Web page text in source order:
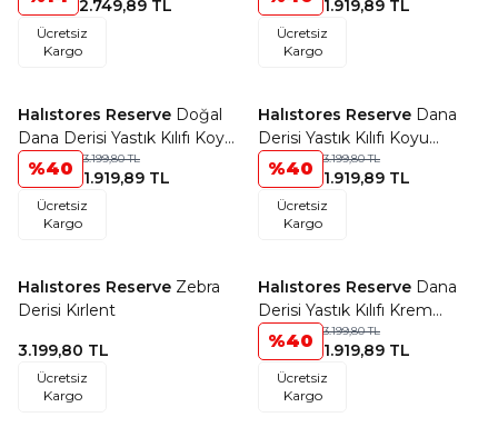
2.749,89 TL
Ücretsiz
Kargo
1.919,89 TL
Ücretsiz
Kargo
Favorilere Ekle
Halıstores Reserve Doğal
Dana Derisi Yastık Kılıfı Koyu
Kahve Geçişli
%40 3.199,80TL
1.919,89 TL
Ücretsiz
Kargo
Favorilere Ekle
Halıstores Reserve Dana
Derisi Yastık Kılıfı Koyu
Kahve Geçişli
%40 3.199,80TL
1.919,89 TL
Ücretsiz
Kargo
Favorilere Ekle
Halıstores Reserve Zebra
Derisi Kırlent
3.199,80 TL
Ücretsiz
Kargo
Favorilere Ekle
Halıstores Reserve Dana
Derisi Yastık Kılıfı Krem
Kahve Tonları Geçişli
%40 3.199,80TL
1.919,89 TL
Ücretsiz
Kargo